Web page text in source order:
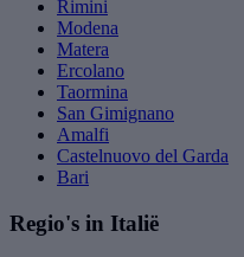
Rimini
Modena
Matera
Ercolano
Taormina
San Gimignano
Amalfi
Castelnuovo del Garda
Bari
Regio's in Italië